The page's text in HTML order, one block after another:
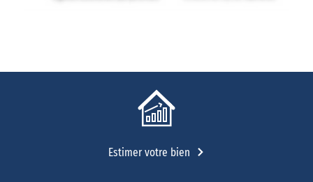
Estimer votre bien